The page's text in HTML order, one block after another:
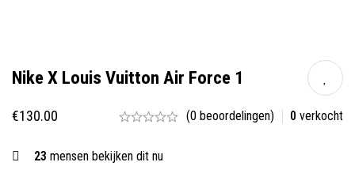
Nike X Louis Vuitton Air Force 1
€130.00 (0 beoordelingen) 0 verkocht
23 mensen bekijken dit nu